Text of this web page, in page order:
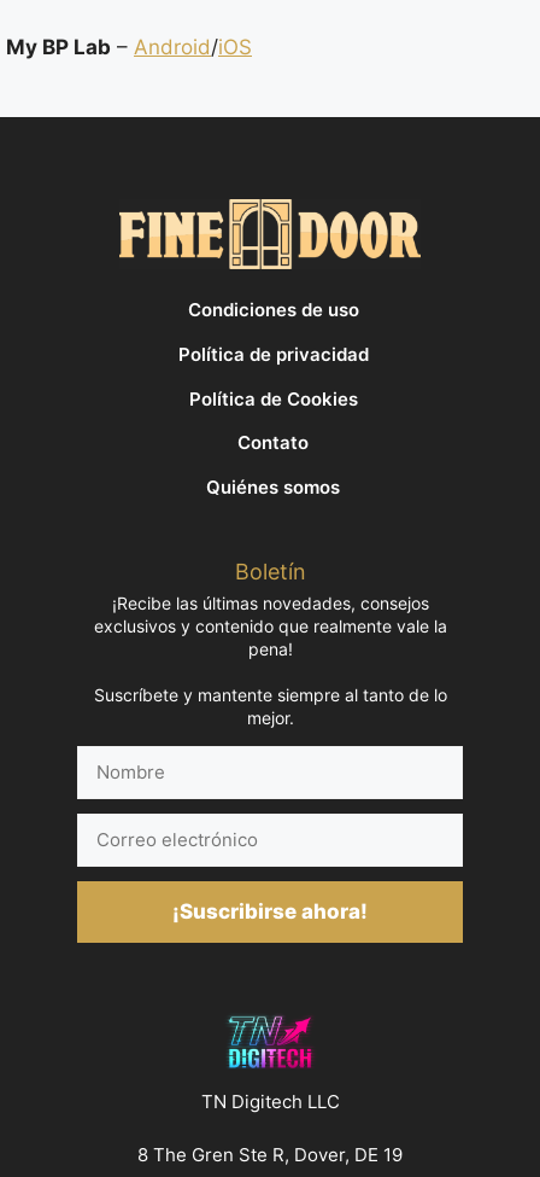
My BP Lab – Android/iOS
Condiciones de uso
Política de privacidad
Política de Cookies
Contato
Quiénes somos
Boletín
¡Recibe las últimas novedades, consejos
exclusivos y contenido que realmente vale la
pena!
Suscríbete y mantente siempre al tanto de lo
mejor.
electrónico
¡Suscribirse ahora!
TN Digitech LLC
8 The Gren Ste R, Dover, DE 19